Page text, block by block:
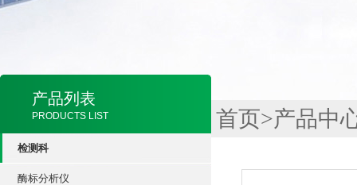
产品列表
PRODUCTS LIST
检测科
酶标分析仪
首页>产品中